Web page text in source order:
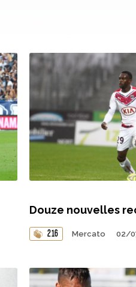
Douze nouvelles
216 Mercato 02/